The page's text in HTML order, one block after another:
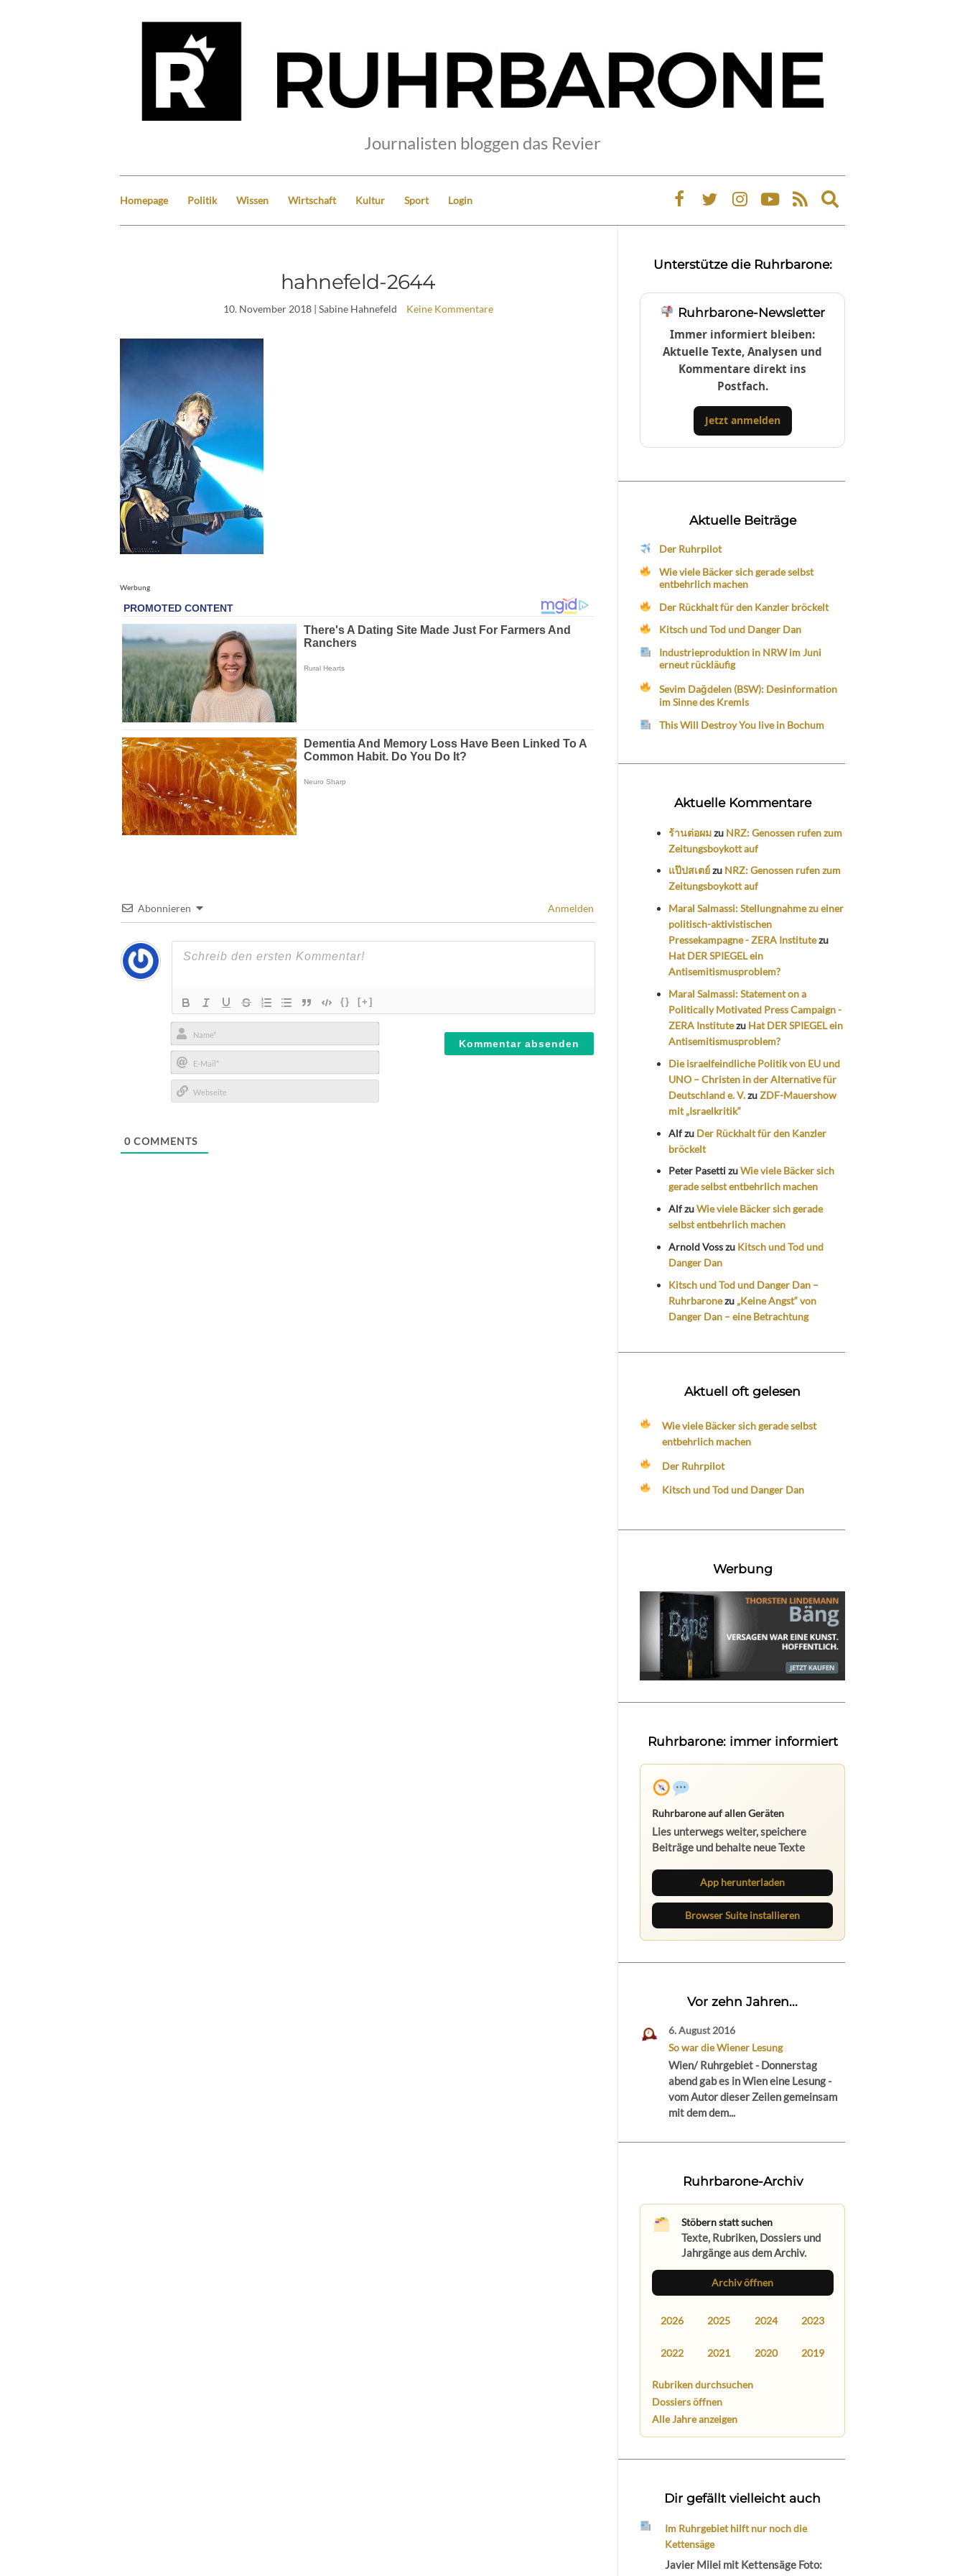
Journalisten bloggen das Revier
Homepage Politik Wissen Wirtschaft Kultur Sport Login
Expand
search
hahnefeld-2644
10. November 2018| Sabine Hahnefeld Keine Kommentare
Werbung
Abonnieren Anmelden
{} [+]
Name*
E-
Mail*
0 COMMENTS
Unterstütze die Ruhrbarone:
Ruhrbarone-Newsletter
Immer informiert bleiben:
Aktuelle Texte, Analysen und
Kommentare direkt ins
Postfach.
Jetzt anmelden
Aktuelle Beiträge
Der Ruhrpilot
Wie viele Bäcker sich gerade selbst
entbehrlich machen
Der Rückhalt für den Kanzler bröckelt
Kitsch und Tod und Danger Dan
Industrieproduktion in NRW im Juni
erneut rückläufig
Sevim Dağdelen (BSW): Desinformation
im Sinne des Kremls
This Will Destroy You live in Bochum
Aktuelle Kommentare
ร้านต่อผมzu NRZ: Genossen rufen zum
Zeitungsboykott auf
แป๊ปสเตย์zu NRZ: Genossen rufen zum
Zeitungsboykott auf
Maral Salmassi: Stellungnahme zu einer
politisch-aktivistischen
Pressekampagne - ZERA Institutezu
Hat DER SPIEGEL ein
Antisemitismusproblem?
Maral Salmassi: Statement on a
Politically Motivated Press Campaign -
ZERA Institutezu Hat DER SPIEGEL ein
Antisemitismusproblem?
Die israelfeindliche Politik von EU und
UNO – Christen in der Alternative für
Deutschland e. V.zuZDF-Mauershow
mit „Israelkritik“
Alfzu Der Rückhalt für den Kanzler
bröckelt
Peter PasettizuWie viele Bäcker sich
gerade selbst entbehrlich machen
AlfzuWie viele Bäcker sich gerade
selbst entbehrlich machen
Arnold Vosszu Kitsch und Tod und
Danger Dan
Kitsch und Tod und Danger Dan –
Ruhrbaronezu „Keine Angst“ von
Danger Dan – eine Betrachtung
Aktuell oft gelesen
Wie viele Bäcker sich gerade selbst
entbehrlich machen
Der Ruhrpilot
Kitsch und Tod und Danger Dan
Werbung
Ruhrbarone: immer informiert
Ruhrbarone auf allen Geräten
Lies unterwegs weiter, speichere
Beiträge und behalte neue Texte
App herunterladen
Browser Suite installieren
Vor zehn Jahren...
6. August 2016
So war die Wiener Lesung
Wien/ Ruhrgebiet - Donnerstag
abend gab es in Wien eine Lesung -
vom Autor dieser Zeilen gemeinsam
mit dem dem...
Ruhrbarone-Archiv
Stöbern statt suchen
Texte, Rubriken, Dossiers und
Jahrgänge aus dem Archiv.
Archiv öffnen
2026 2025 2024 2023
2022 2021 2020 2019
Rubriken durchsuchen
Dossiers öffnen
Alle Jahre anzeigen
Dir gefällt vielleicht auch
Im Ruhrgebiet hilft nur noch die
Kettensäge
Javier Milei mit Kettensäge Foto: